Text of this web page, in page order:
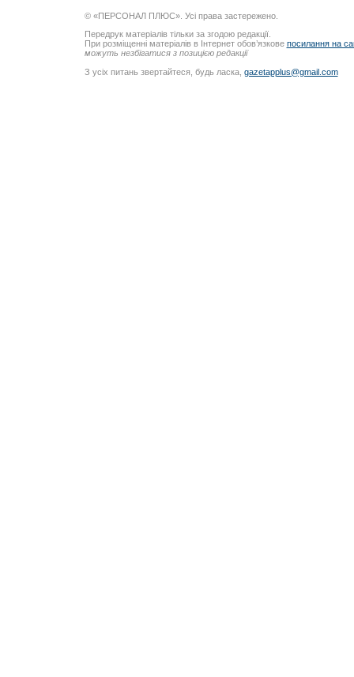
© «ПЕРСОНАЛ ПЛЮС». Усі права застережено.
Передрук матеріалів тільки за згодою редакції.
При розміщенні матеріалів в Інтернет обов’язкове посилання на
можуть незбігатися з позицією редакції
З усіх питань звертайтеся, будь ласка, gazetapplus@gmail.com